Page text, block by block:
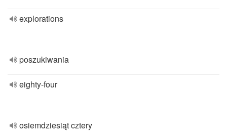
explorations
poszukiwania
eighty-four
osiemdziesiąt cztery